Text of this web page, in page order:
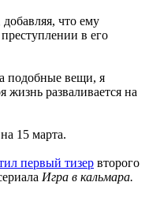
что ему
в его
подобные вещи, я
жизнь разваливается на
15 марта.
первый тизер второго
Игра в кальмара.